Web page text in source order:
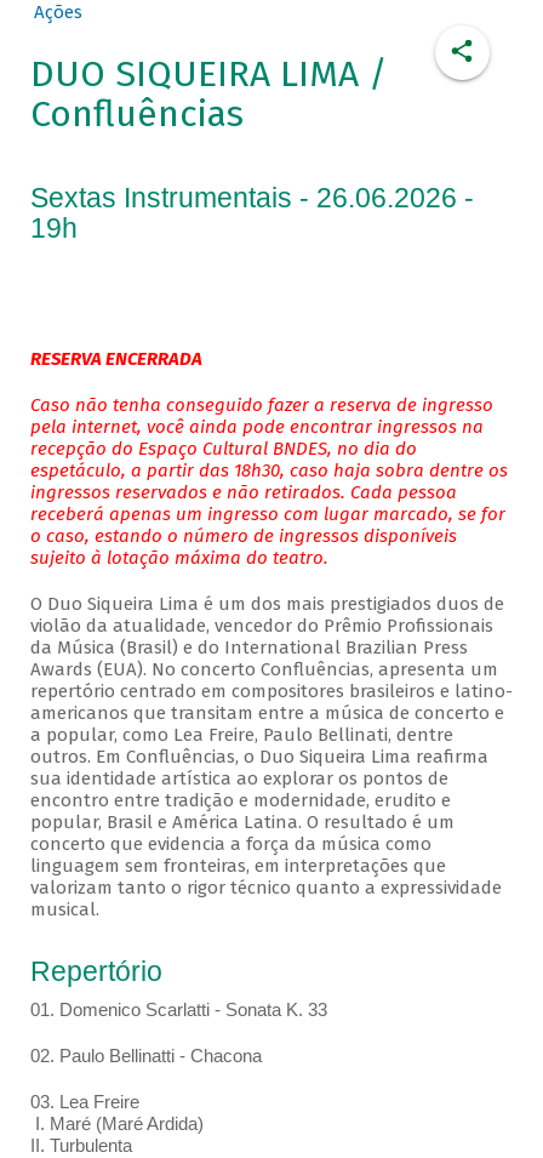
Ações
DUO SIQUEIRA LIMA /
Confluências
Sextas Instrumentais - 26.06.2026 -
19h
RESERVA ENCERRADA
Caso não tenha conseguido fazer a reserva de ingresso
pela internet, você ainda pode encontrar ingressos na
recepção do Espaço Cultural BNDES, no dia do
espetáculo, a partir das 18h30, caso haja sobra dentre os
ingressos reservados e não retirados. Cada pessoa
receberá apenas um ingresso com lugar marcado, se for
o caso, estando o número de ingressos disponíveis
sujeito à lotação máxima do teatro.
O Duo Siqueira Lima é um dos mais prestigiados duos de
violão da atualidade, vencedor do Prêmio Profissionais
da Música (Brasil) e do International Brazilian Press
Awards (EUA). No concerto Confluências, apresenta um
repertório centrado em compositores brasileiros e latino-
americanos que transitam entre a música de concerto e
a popular, como Lea Freire, Paulo Bellinati, dentre
outros. Em Confluências, o Duo Siqueira Lima reafirma
sua identidade artística ao explorar os pontos de
encontro entre tradição e modernidade, erudito e
popular, Brasil e América Latina. O resultado é um
concerto que evidencia a força da música como
linguagem sem fronteiras, em interpretações que
valorizam tanto o rigor técnico quanto a expressividade
musical.
Repertório
01. Domenico Scarlatti - Sonata K. 33
02. Paulo Bellinatti - Chacona
03. Lea Freire
I. Maré (Maré Ardida)
II. Turbulenta